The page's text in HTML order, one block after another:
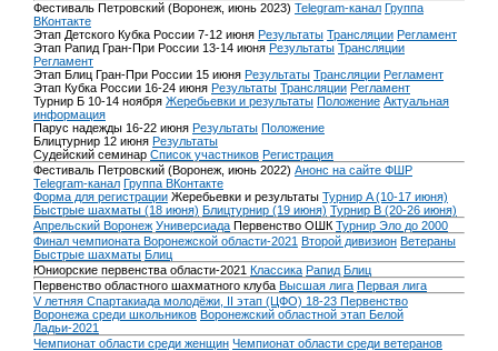
Фестиваль Петровский (Воронеж, июнь 2023) Telegram-канал Группа
ВКонтакте
Этап Детского Кубка России 7-12 июня Результаты Трансляции Регламент
Этап Рапид Гран-При России 13-14 июня Результаты Трансляции
Регламент
Этап Блиц Гран-При России 15 июня Результаты Трансляции Регламент
Этап Кубка России 16-24 июня Результаты Трансляции Регламент
Турнир Б 10-14 ноября Жеребьевки и результаты Положение Актуальная
информация
Парус надежды 16-22 июня Результаты Положение
Блицтурнир 12 июня Результаты
Судейский семинар Список участников Регистрация
Фестиваль Петровский (Воронеж, июнь 2022) Анонс на сайте ФШР
Telegram-канал Группа ВКонтакте
Форма для регистрации Жеребьевки и результаты Турнир A (10-17 июня)
Быстрые шахматы (18 июня) Блицтурнир (19 июня) Турнир B (20-26 июня)
Апрельский Воронеж Универсиада Первенство ОШК Турнир Эло до 2000
Финал чемпионата Воронежской области-2021 Второй дивизион Ветераны
Быстрые шахматы Блиц
Юниорские первенства области-2021 Классика Рапид Блиц
Первенство областного шахматного клуба Высшая лига Первая лига
V летняя Спартакиада молодёжи, II этап (ЦФО) 18-23 Первенство
Воронежа среди школьников Воронежский областной этап Белой
Ладьи-2021
Чемпионат области среди женщин Чемпионат области среди ветеранов